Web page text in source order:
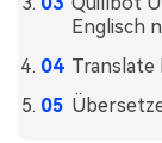
Englisch
Translate